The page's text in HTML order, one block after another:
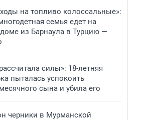
на топливо колоссальные»:
семья едет на
из Барнаула в Турцию —
силы»: 18-летняя
пыталась успокоить
сына и убила его
черники в Мурманской